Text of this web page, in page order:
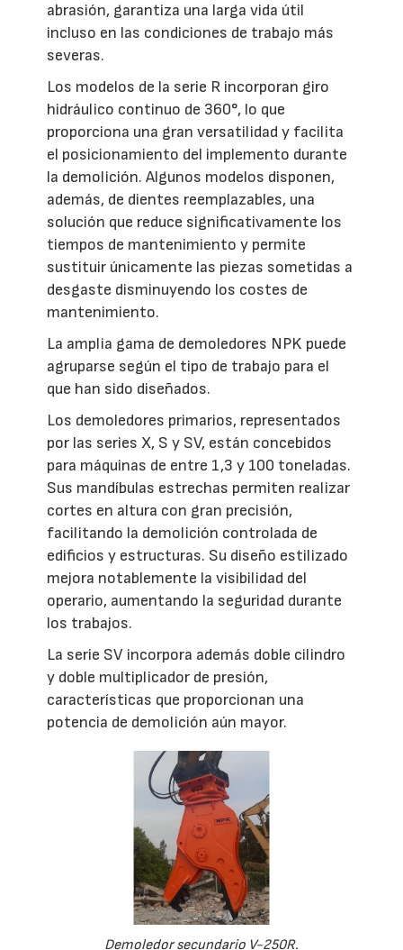
abrasión, garantiza una larga vida útil
incluso en las condiciones de trabajo más
severas.
Los modelos de la serie R incorporan giro
hidráulico continuo de 360°, lo que
proporciona una gran versatilidad y facilita
el posicionamiento del implemento durante
la demolición. Algunos modelos disponen,
además, de dientes reemplazables, una
solución que reduce significativamente los
tiempos de mantenimiento y permite
sustituir únicamente las piezas sometidas a
desgaste disminuyendo los costes de
mantenimiento.
La amplia gama de demoledores NPK puede
agruparse según el tipo de trabajo para el
que han sido diseñados.
Los demoledores primarios, representados
por las series X, S y SV, están concebidos
para máquinas de entre 1,3 y 100 toneladas.
Sus mandíbulas estrechas permiten realizar
cortes en altura con gran precisión,
facilitando la demolición controlada de
edificios y estructuras. Su diseño estilizado
mejora notablemente la visibilidad del
operario, aumentando la seguridad durante
los trabajos.
La serie SV incorpora además doble cilindro
y doble multiplicador de presión,
características que proporcionan una
potencia de demolición aún mayor.
Demoledor secundario V-250R.